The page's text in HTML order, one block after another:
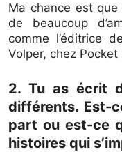
Ma chance est
de beaucoup
comme l’éditrice
Volper, chez Pocket
2. Tu as écrit
différents. Est-
part ou est-ce
histoires qui